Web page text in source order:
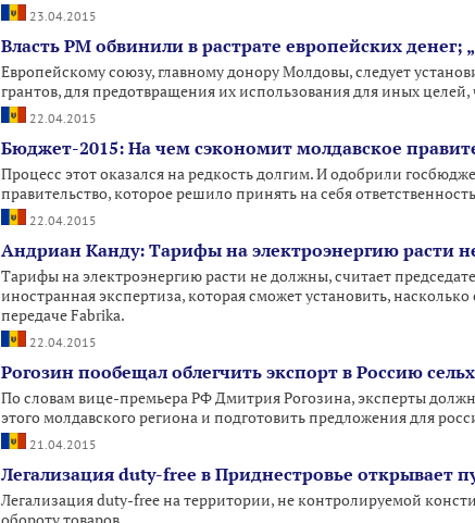
23.04.2015
Власть РМ обвинили в растрате европейских денег;
Европейскому союзу, главному донору Молдовы, следует
грантов, для предотвращения их использования для иных
22.04.2015
Бюджет-2015: На чем сэкономит молдавское
Процесс этот оказался на редкость долгим. И одобрили
правительство, которое решило принять на себя
22.04.2015
Андриан Канду: Тарифы на электроэнергию расти
Тарифы на электроэнергию расти не должны, считает
иностранная экспертиза, которая сможет установить,
передаче Fabrika.
22.04.2015
Рогозин пообещал облегчить экспорт в Россию
По словам вице-премьера РФ Дмитрия Рогозина, эксперты
этого молдавского региона и подготовить предложения для
21.04.2015
Легализация duty-free в Приднестровье открывает
Легализация duty-free на территории, не контролируемой